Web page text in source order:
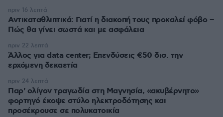
Αντικαταθλιπτικά: Γιατί η διακοπή τους προκαλεί φόβο –
Πώς θα γίνει σωστά και με ασφάλεια
πριν 16 λεπτά
Άλλος για data center; Επενδύσεις €50 δισ. την
ερχόμενη δεκαετία
πριν 22 λεπτά
Παρ' ολίγον τραγωδία στη Μαγνησία, «ακυβέρνητο»
φορτηγό έκοψε στύλο ηλεκτροδότησης και
προσέκρουσε σε πολυκατοικία
πριν 24 λεπτά